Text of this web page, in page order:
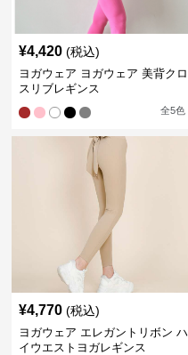
¥4,420 (税込)
ヨガウェア ヨガウェア 美背クロ
スリブレギンス
全5色
¥4,770 (税込)
ヨガウェア エレガントリボン ハ
イウエストヨガレギンス